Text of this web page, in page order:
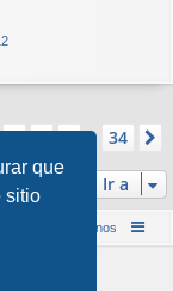
que
sitio
de34
3 4 5 … 34
Ir a
Contáctenos
Limited